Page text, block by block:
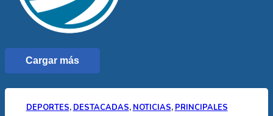
Cargar más
DEPORTES, DESTACADAS, NOTICIAS, PRINCIPALES